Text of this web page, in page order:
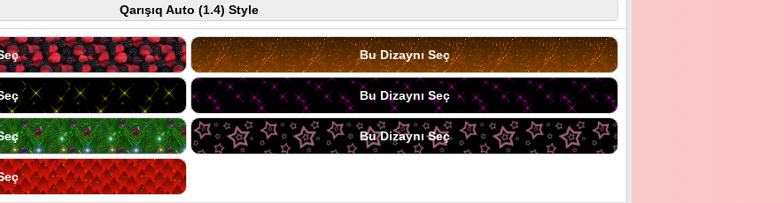
Qarışıq Auto (1.4) Style
Bu Dizaynı Seç
Bu Dizaynı Seç
Bu Dizaynı Seç